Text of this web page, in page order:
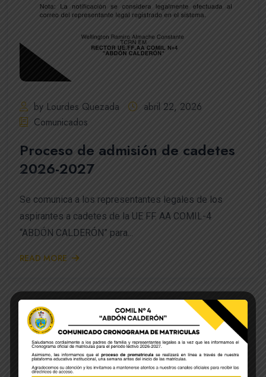
by Lourdes Quezada
abril 22, 2026
Comunicados
Proceso de admisión de cadetes
2026-2027
Se comunica a los representantes legales de los
aspirantes a cadetes de la UE FF. AA COMIL-4
“ABDÓN CALDERÓN” para...
READ MORE
by Lourdes Quezada
febrero 2, 2026
Comunicados
Simulacro